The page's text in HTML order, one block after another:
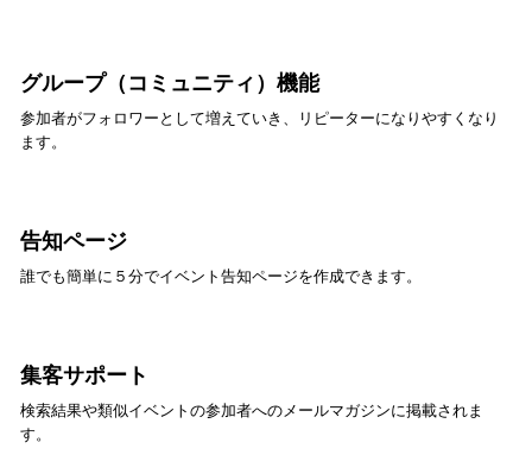
グループ（コミュニティ）機能
参加者がフォロワーとして増えていき、リピーターになりやすくなり
ます。
告知ページ
誰でも簡単に５分でイベント告知ページを作成できます。
集客サポート
検索結果や類似イベントの参加者へのメールマガジンに掲載されま
す。